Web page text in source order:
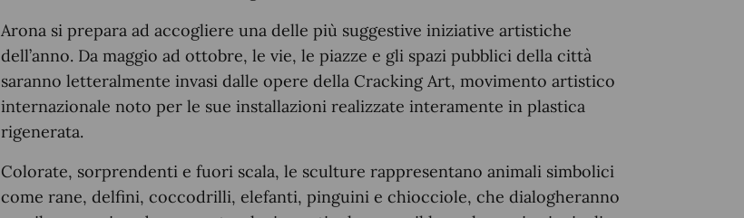
Arona si prepara ad accogliere una delle più suggestive iniziative artistiche
dell’anno. Da maggio ad ottobre, le vie, le piazze e gli spazi pubblici della città
saranno letteralmente invasi dalle opere della Cracking Art, movimento artistico
internazionale noto per le sue installazioni realizzate interamente in plastica
rigenerata.
Colorate, sorprendenti e fuori scala, le sculture rappresentano animali simbolici
come rane, delfini, coccodrilli, elefanti, pinguini e chiocciole, che dialogheranno